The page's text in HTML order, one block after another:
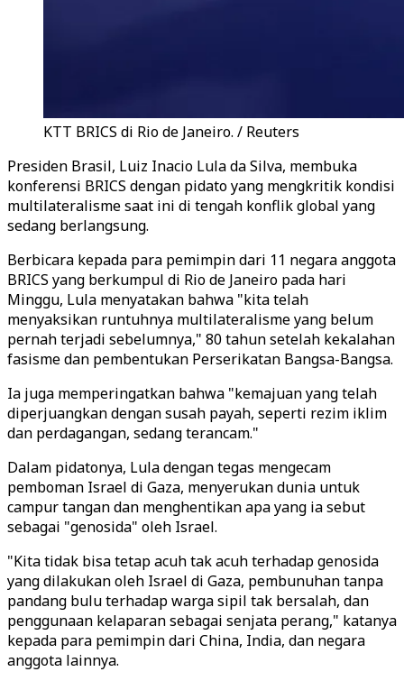
KTT BRICS di Rio de Janeiro. / Reuters
Presiden Brasil, Luiz Inacio Lula da Silva, membuka
konferensi BRICS dengan pidato yang mengkritik kondisi
multilateralisme saat ini di tengah konflik global yang
sedang berlangsung.
Berbicara kepada para pemimpin dari 11 negara anggota
BRICS yang berkumpul di Rio de Janeiro pada hari
Minggu, Lula menyatakan bahwa "kita telah
menyaksikan runtuhnya multilateralisme yang belum
pernah terjadi sebelumnya," 80 tahun setelah kekalahan
fasisme dan pembentukan Perserikatan Bangsa-Bangsa.
Ia juga memperingatkan bahwa "kemajuan yang telah
diperjuangkan dengan susah payah, seperti rezim iklim
dan perdagangan, sedang terancam."
Dalam pidatonya, Lula dengan tegas mengecam
pemboman Israel di Gaza, menyerukan dunia untuk
campur tangan dan menghentikan apa yang ia sebut
sebagai "genosida" oleh Israel.
"Kita tidak bisa tetap acuh tak acuh terhadap genosida
yang dilakukan oleh Israel di Gaza, pembunuhan tanpa
pandang bulu terhadap warga sipil tak bersalah, dan
penggunaan kelaparan sebagai senjata perang," katanya
kepada para pemimpin dari China, India, dan negara
anggota lainnya.